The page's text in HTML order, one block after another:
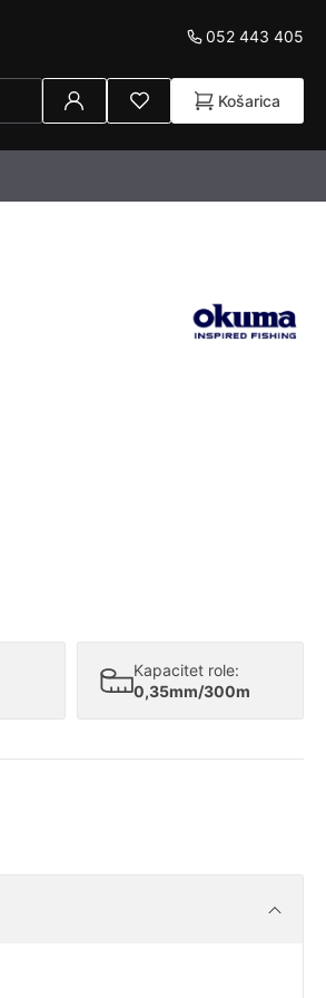
052 443 405
Košarica
Kapacitet role:
0,35mm/300m